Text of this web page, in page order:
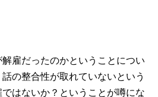
雇だったのかということについ
の整合性が取れていないという
はないか？ということが噂にな